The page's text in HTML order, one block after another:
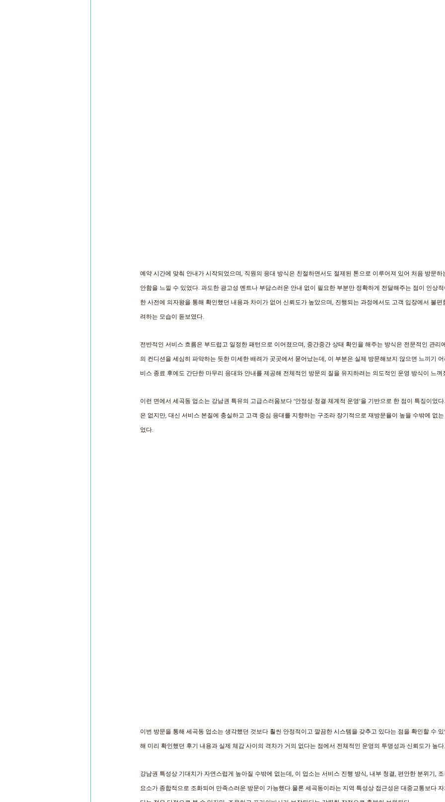
예약 시간에 맞춰 안내가 시작되었으며, 직원의 응대 방식은 친절하면서도 절제된 톤으로 이루어져 있어 처음 방문하
안함을 느낄 수 있었다. 과도한 광고성 멘트나 부담스러운 안내 없이 필요한 부분만 정확하게 전달해주는 점이 인상
한 사전에 의자왕을 통해 확인했던 내용과 차이가 없어 신뢰도가 높았으며, 진행되는 과정에서도 고객 입장에서 불편
려하는 모습이 돋보였다.
전반적인 서비스 흐름은 부드럽고 일정한 패턴으로 이어졌으며, 중간중간 상태 확인을 해주는 방식은 전문적인 관리
의 컨디션을 세심히 파악하는 듯한 미세한 배려가 곳곳에서 묻어났는데, 이 부분은 실제 방문해보지 않으면 느끼기
비스 종료 후에도 간단한 마무리 응대와 안내를 제공해 전체적인 방문의 질을 유지하려는 의도적인 운영 방식이 느껴
이런 면에서 세곡동 업소는 강남권 특유의 고급스러움보다 ‘안정성·청결·체계적 운영’을 기반으로 한 점이 특징이었
은 없지만, 대신 서비스 본질에 충실하고 고객 중심 응대를 지향하는 구조라 장기적으로 재방문율이 높을 수밖에 없
었다.
이번 방문을 통해 세곡동 업소는 생각했던 것보다 훨씬 안정적이고 깔끔한 시스템을 갖추고 있다는 점을 확인할 수
해 미리 확인했던 후기 내용과 실제 체감 사이의 격차가 거의 없다는 점에서 전체적인 운영의 투명성과 신뢰도가 높
강남권 특성상 기대치가 자연스럽게 높아질 수밖에 없는데, 이 업소는 서비스 진행 방식, 내부 청결, 편안한 분위기,
요소가 종합적으로 조화되어 만족스러운 방문이 가능했다.물론 세곡동이라는 지역 특성상 접근성은 대중교통보다